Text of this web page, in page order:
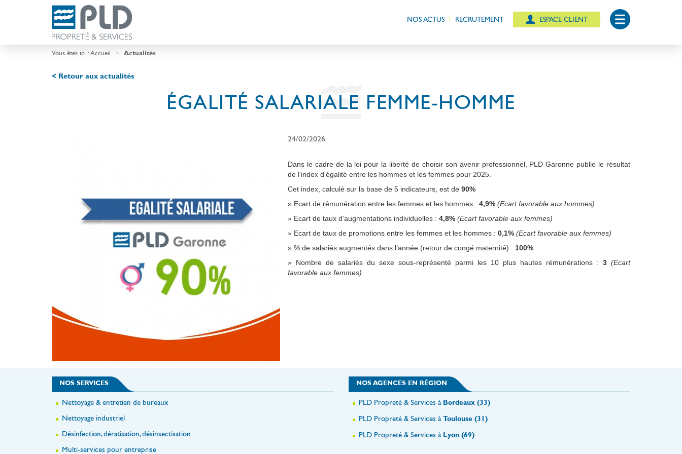
NOS ACTUS RECRUTEMENT ESPACE CLIENT
Vous êtes ici : Accueil Actualités
< Retour aux actualités
ÉGALITÉ SALARIALE FEMME-HOMME
24/02/2026
Dans le cadre de la loi pour la liberté de choisir son avenir professionnel, PLD Garonne publie le résultat
de l’index d’égalité entre les hommes et les femmes pour 2025.
Cet index, calculé sur la base de 5 indicateurs, est de 90%
» Ecart de rémunération entre les femmes et les hommes : 4,9% (Ecart favorable aux hommes)
» Ecart de taux d’augmentations individuelles : 4,8% (Ecart favorable aux femmes)
» Ecart de taux de promotions entre les femmes et les hommes : 0,1% (Ecart favorable aux femmes)
» % de salariés augmentés dans l’année (retour de congé maternité) : 100%
» Nombre de salariés du sexe sous-représenté parmi les 10 plus hautes rémunérations : 3 (Ecart
favorable aux femmes)
NOS SERVICES
Nettoyage & entretien de bureaux
Nettoyage industriel
Désinfection, dératisation, désinsectisation
Multi-services pour entreprise
NOS AGENCES EN RÉGION
PLD Propreté & Services à Bordeaux (33)
PLD Propreté & Services à Toulouse (31)
PLD Propreté & Services à Lyon (69)